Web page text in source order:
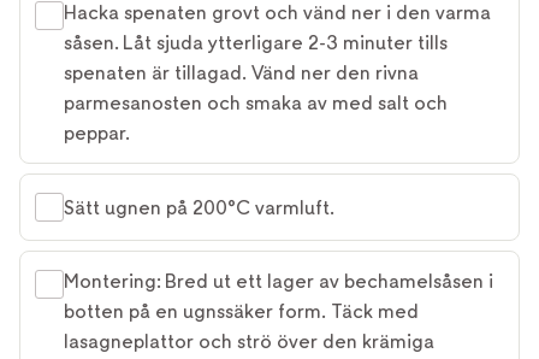
Hacka spenaten grovt och vänd ner i den varma
såsen. Låt sjuda ytterligare 2-3 minuter tills
spenaten är tillagad. Vänd ner den rivna
parmesanosten och smaka av med salt och
peppar.
Sätt ugnen på 200°C varmluft.
Montering: Bred ut ett lager av bechamelsåsen i
botten på en ugnssäker form. Täck med
lasagneplattor och strö över den krämiga